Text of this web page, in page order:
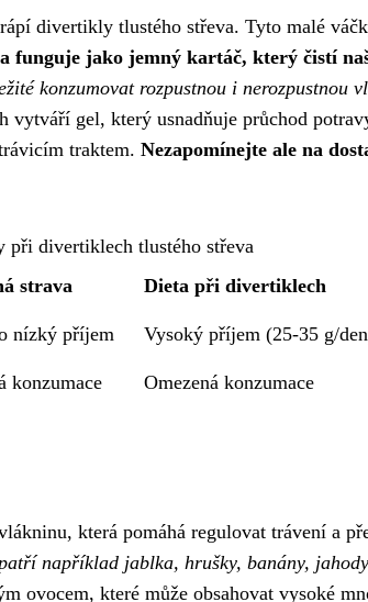
divertikly tlustého střeva. Tyto malé
funguje jako jemný kartáč, který čistí
konzumovat rozpustnou i nerozpustnou
gel, který usnadňuje průchod
traktem. Nezapomínejte ale na
při divertiklech tlustého střeva
strava Dieta při divertiklech
nízký příjem Vysoký příjem (25-35 g/
konzumace Omezená konzumace
která pomáhá regulovat trávení a
například jablka, hrušky, banány,
ovocem, které může obsahovat vysoké